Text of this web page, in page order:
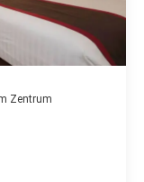
Zentrum